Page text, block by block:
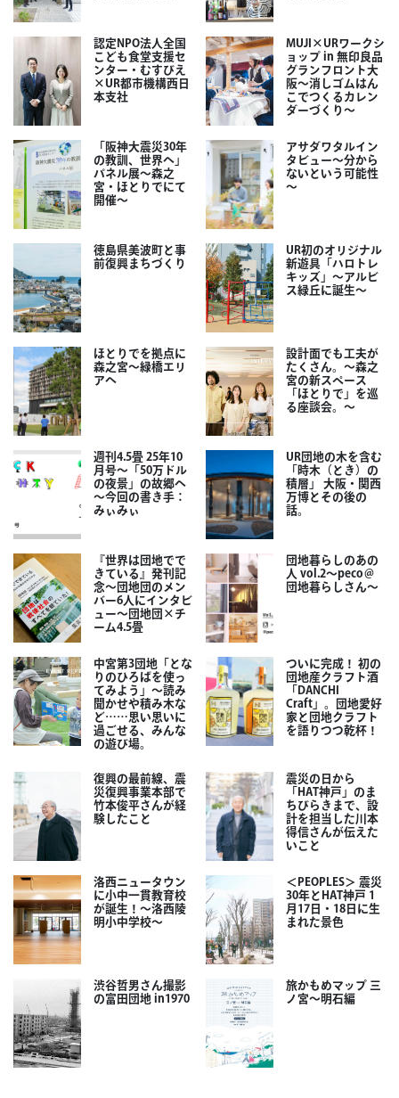
認定NPO法人全国
こども食堂支援セ
ンター・むすびえ
×UR都市機構西日
本支社
MUJI×URワークシ
ョップ in 無印良品
グランフロント大
阪～消しゴムはん
こでつくるカレン
ダーづくり～
「阪神大震災30年
の教訓、世界へ」
パネル展～森之
宮・ほとりでにて
開催～
アサダワタルイン
タビュー～分から
ないという可能性
～
徳島県美波町と事
前復興まちづくり
UR初のオリジナル
新遊具「ハロトレ
キッズ」～アルビ
ス緑丘に誕生～
ほとりでを拠点に
森之宮～緑橋エリ
アへ
設計面でも工夫が
たくさん。～森之
宮の新スペース
「ほとりで」を巡
る座談会。～
週刊4.5畳 25年10
月号～「50万ドル
の夜景」の故郷へ
～今回の書き手：
みぃみぃ
UR団地の木を含む
「時木（とき）の
積層」 大阪・関西
万博とその後の
話。
『世界は団地でで
きている』発刊記
念～団地団のメン
バー6人にインタビ
ュー～団地団×チ
ーム4.5畳
団地暮らしのあの
人 vol.2～peco＠
団地暮らしさん～
中宮第3団地「とな
りのひろばを使っ
てみよう」～読み
聞かせや積み木な
ど……思い思いに
過ごせる、みんな
の遊び場。
ついに完成！ 初の
団地産クラフト酒
「DANCHI
Craft」。団地愛好
家と団地クラフト
を語りつつ乾杯！
復興の最前線、震
災復興事業本部で
竹本俊平さんが経
験したこと
震災の日から
「HAT神戸」のま
ちびらきまで、設
計を担当した川本
得信さんが伝えた
いこと
洛西ニュータウン
に小中一貫教育校
が誕生！～洛西陵
明小中学校～
＜PEOPLES＞ 震災
30年とHAT神戸 1
月17日・18日に生
まれた景色
渋谷哲男さん撮影
の富田団地 in1970
旅かもめマップ 三
ノ宮〜明石編